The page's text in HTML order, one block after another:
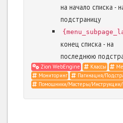
на начало списка -
подстраницу
конец списка - на
последнюю
Zion WebEngine Классы
Мониторинг
Пагинация/
Помощники/Мастеры/Инструкции/